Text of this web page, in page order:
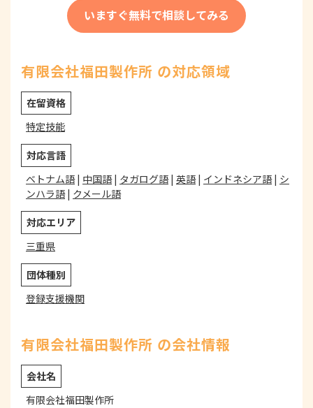
いますぐ無料で相談してみる
有限会社福田製作所 の対応領域
在留資格
特定技能
対応言語
ベトナム語| 中国語| タガログ語| 英語| インドネシア語| シ
ンハラ語| クメール語
対応エリア
三重県
団体種別
登録支援機関
有限会社福田製作所 の会社情報
会社名
有限会社福田製作所